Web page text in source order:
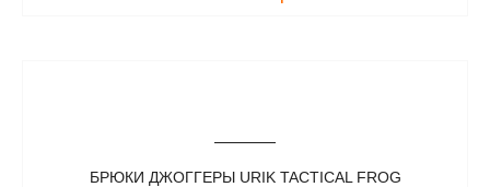
БРЮКИ ДЖОГГЕРЫ URIK TACTICAL FROG